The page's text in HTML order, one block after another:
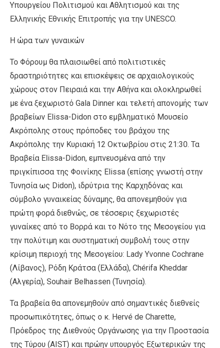
Υπουργείου Πολιτισμού και Αθλητισμού και της
Ελληνικής Εθνικής Επιτροπής για την UNESCO.
Η ώρα των γυναικών
Το Φόρουμ θα πλαισιωθεί από πολιτιστικές
δραστηριότητες και επισκέψεις σε αρχαιολογικούς
χώρους στον Πειραιά και την Αθήνα και ολοκληρωθεί
με ένα ξεχωριστό Gala Dinner και τελετή απονομής των
βραβείων Elissa-Didon στο εμβληματικό Μουσείο
Ακρόπολης στους πρόποδες του βράχου της
Ακρόπολης την Κυριακή 12 Οκτωβρίου στις 21:30. Τα
Βραβεία Elissa-Didon, εμπνευσμένα από την
πριγκίπισσα της Φοινίκης Elissa (επίσης γνωστή στην
Τυνησία ως Didon), ιδρύτρια της Καρχηδόνας και
σύμβολο γυναικείας δύναμης, θα απονεμηθούν για
πρώτη φορά διεθνώς, σε τέσσερις ξεχωριστές
γυναίκες από το Βορρά και το Νότο της Μεσογείου για
την πολύτιμη και συστηματική συμβολή τους στην
κρίσιμη περιοχή της Μεσογείου: Lady Yvonne Cochrane
(Λίβανος), Ρόδη Κράτσα (Ελλάδα), Chérifa Kheddar
(Αλγερία), Souhair Belhassen (Τυνησία).
Τα βραβεία θα απονεμηθούν από σημαντικές διεθνείς
προσωπικότητες, όπως ο κ. Hervé de Charette,
Πρόεδρος της Διεθνούς Οργάνωσης για την Προστασία
της Τύρου (AIST) και πρώην υπουργός Εξωτερικών της